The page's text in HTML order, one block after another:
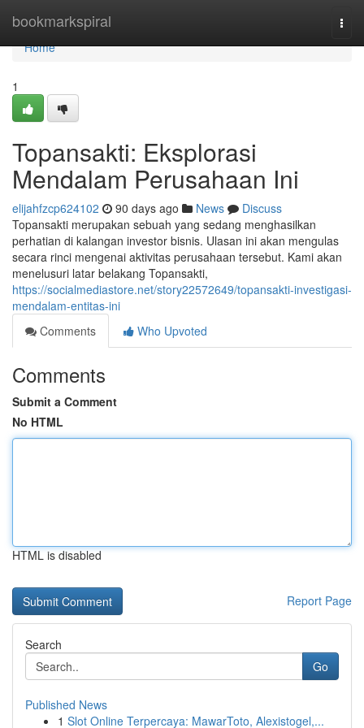
bookmarkspiral
Home
Home
1
Topansakti: Eksplorasi
Mendalam Perusahaan Ini
elijahfzcp624102 90 days ago News
Discuss
Topansakti merupakan sebuah yang sedang menghasilkan
perhatian di kalangan investor bisnis. Ulasan ini akan mengulas
secara rinci mengenai aktivitas perusahaan tersebut. Kami akan
menelusuri latar belakang Topansakti,
https://socialmediastore.net/story22572649/topansakti-investigasi-
mendalam-entitas-ini
Comments
Who Upvoted
Comments
Submit a Comment
No HTML
HTML is disabled
Report Page
Search
Go
Published News
1 Slot Online Terpercaya: MawarToto, Alexistogel,...